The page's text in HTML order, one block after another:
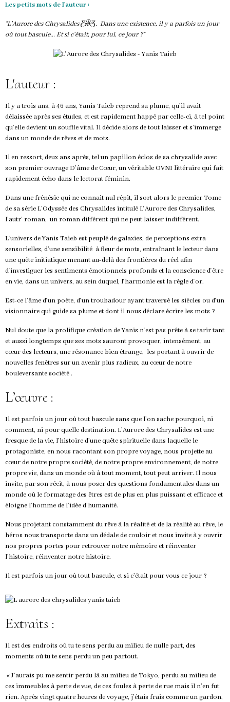
Les petits mots de l'auteur :
"L'Aurore des Chrysalides Ƹ̴Ӂ̴Ʒ. Dans une existence, il y a parfois un jour
où tout bascule... Et si c'était, pour lui, ce jour ?"
L'auteur :
Il y a trois ans, à 46 ans, Yanis Taieb reprend sa plume, qu’il avait
délaissée après ses études, et est rapidement happé par celle-ci, à tel point
qu’elle devient un souffle vital. Il décide alors de tout laisser et s’immerge
dans un monde de rêves et de mots.
Il en ressort, deux ans après, tel un papillon éclos de sa chrysalide avec
son premier ouvrage D’âme de Cœur, un véritable OVNI littéraire qui fait
rapidement écho dans le lectorat féminin.
Dans une frénésie qui ne connait nul répit, il sort alors le premier Tome
de sa série L’Odyssée des Chrysalides intitulé L'Aurore des Chrysalides,
l’autr’ roman, un roman différent qui ne peut laisser indifférent.
L'univers de Yanis Taieb est peuplé de galaxies, de perceptions extra
sensorielles, d’une sensibilité à fleur de mots, entraînant le lecteur dans
une quête initiatique menant au-delà des frontières du réel afin
d'investiguer les sentiments émotionnels profonds et la conscience d'être
en vie, dans un univers, au sein duquel, l'harmonie est la règle d'or.
Est-ce l’âme d'un poète, d'un troubadour ayant traversé les siècles ou d'un
visionnaire qui guide sa plume et dont il nous déclare écrire les mots ?
Nul doute que la prolifique création de Yanis n'est pas prête à se tarir tant
et aussi longtemps que ses mots sauront provoquer, intensément, au
cœur des lecteurs, une résonance bien étrange, les portant à ouvrir de
nouvelles fenêtres sur un avenir plus radieux, au cœur de notre
bouleversante société .
L’œuvre :
Il est parfois un jour où tout bascule sans que l’on sache pourquoi, ni
comment, ni pour quelle destination. L’Aurore des Chrysalides est une
fresque de la vie, l’histoire d’une quête spirituelle dans laquelle le
protagoniste, en nous racontant son propre voyage, nous projette au
cœur de notre propre société, de notre propre environnement, de notre
propre vie, dans un monde où à tout moment, tout peut arriver. Il nous
invite, par son récit, à nous poser des questions fondamentales dans un
monde où le formatage des êtres est de plus en plus puissant et efficace et
éloigne l’homme de l’idée d’humanité.
Nous projetant constamment du rêve à la réalité et de la réalité au rêve, le
héros nous transporte dans un dédale de couloir et nous invite à y ouvrir
nos propres portes pour retrouver notre mémoire et réinventer
l’histoire, réinventer notre histoire.
Il est parfois un jour où tout bascule, et si c’était pour vous ce jour ?
Extraits :
Il est des endroits où tu te sens perdu au milieu de nulle part, des
moments où tu te sens perdu un peu partout.
« J’aurais pu me sentir perdu là au milieu de Tokyo, perdu au milieu de
ces immeubles à perte de vue, de ces foules à perte de rue mais il n’en fut
rien. Après vingt quatre heures de voyage, j’étais frais comme un gardon,